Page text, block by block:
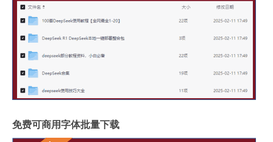
免费可商用字体批量下载